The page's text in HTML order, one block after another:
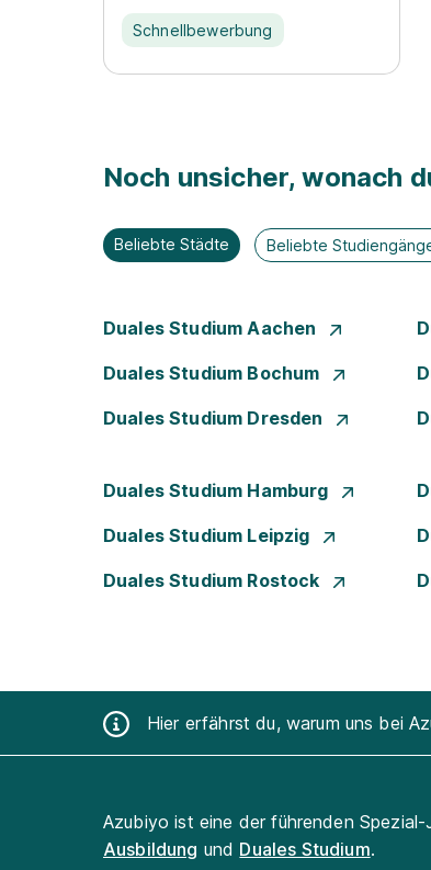
Schnellbewerbung
Noch unsicher, wonach
Beliebte Städte Beliebte
Duales Studium Aachen
Duales Studium Bochum
Duales Studium Dresden
Duales Studium Hamburg
Duales Studium Leipzig
Duales Studium Rostock
Hier erfährst du, warum uns bei
Azubiyo ist eine der führenden
Ausbildung und Duales Studium.